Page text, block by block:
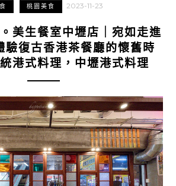
桃園美食 2023-11-23
美生餐室中壢店｜宛如走進
驗復古香港茶餐廳的懷舊時
港式料理，中壢港式料理